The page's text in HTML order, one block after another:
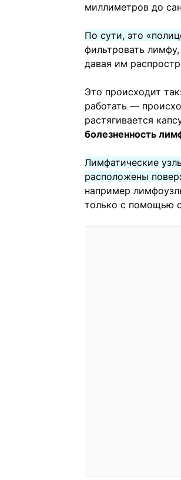
миллиметров до
По сути, это
фильтровать
давая им
Это происходит
работать —
растягивается
болезненность
Лимфатические
расположены
например
только с помощью